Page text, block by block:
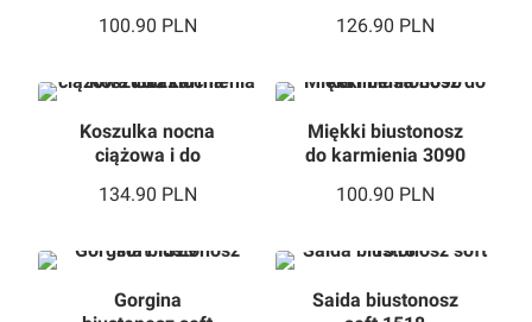
100.90 PLN 126.90 PLN
Koszulka nocna
ciążowa i do
134.90 PLN
Miękki biustonosz
do karmienia 3090
100.90 PLN
Gorgina
Saida biustonosz